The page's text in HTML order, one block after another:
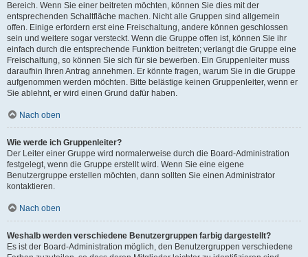
Bereich. Wenn Sie einer beitreten möchten, können Sie dies mit der
entsprechenden Schaltfläche machen. Nicht alle Gruppen sind allgemein
offen. Einige erfordern erst eine Freischaltung, andere können geschlossen
sein und weitere sogar versteckt. Wenn die Gruppe offen ist, können Sie ihr
einfach durch die entsprechende Funktion beitreten; verlangt die Gruppe eine
Freischaltung, so können Sie sich für sie bewerben. Ein Gruppenleiter muss
daraufhin Ihren Antrag annehmen. Er könnte fragen, warum Sie in die Gruppe
aufgenommen werden möchten. Bitte belästige keinen Gruppenleiter, wenn er
Sie ablehnt, er wird einen Grund dafür haben.
Nach oben
Wie werde ich Gruppenleiter?
Der Leiter einer Gruppe wird normalerweise durch die Board-Administration
festgelegt, wenn die Gruppe erstellt wird. Wenn Sie eine eigene
Benutzergruppe erstellen möchten, dann sollten Sie einen Administrator
kontaktieren.
Nach oben
Weshalb werden verschiedene Benutzergruppen farbig dargestellt?
Es ist der Board-Administration möglich, den Benutzergruppen verschiedene